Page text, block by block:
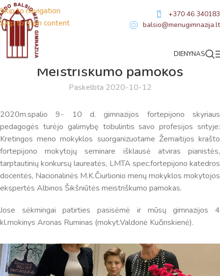
Skip to navigation
Skip to main content
+370 46 340183
balsio@menugimnazija.lt
DIENYNAS
Meistriškumo pamokos
Paskelbta 2020-10-12
2020m.spalio 9- 10 d. gimnazijos fortepijono skyriaus
pedagogės turėjo galimybę tobulintis savo profesijos srityje:
Kretingos meno mokyklos suorganizuotame Žemaitijos krašto
fortepijono mokytojų seminare išklausė atviras pianistės,
tarptautinių konkursų laureatės, LMTA spec.fortepijono katedros
docentės, Nacionalinės M.K.Čiurlionio menų mokyklos mokytojos
ekspertės Albinos Šikšniūtės meistriškumo pamokas.
Jose sėkmingai patirties pasisėmė ir mūsų gimnazijos 4
kl.mokinys Aronas Ruminas (mokyt.Valdonė Kučinskienė).
suteikia man galimybę ne tik analizuoti Jūsų klausimą, bet
dar tobulai atsimenu visą šioje svetainėje pateiktą
informaciją. Jei visgi man pritrūks išmanumo - pateiksiu